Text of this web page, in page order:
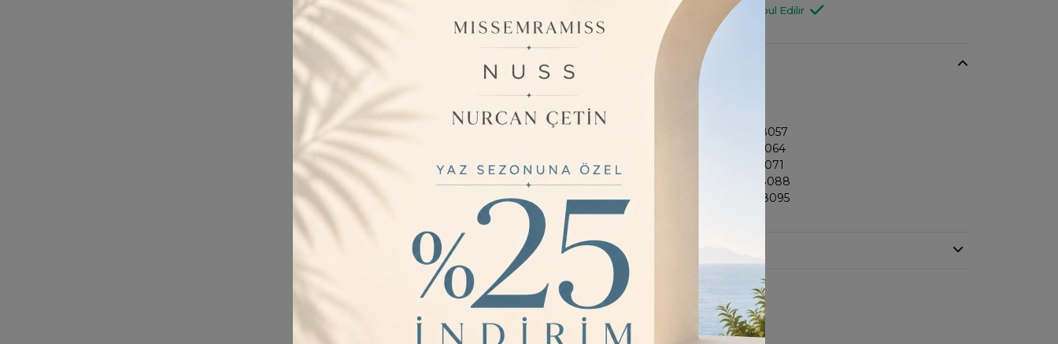
Değişim Kabul Edilir
ÜRÜN BILGISI
104 (4-5) -> 8681156988057
110 (5-6) -> 8681156988064
116 (6-7) -> 8681156988071
122 (7-8) -> 8681156988088
128 (8-9) -> 8681156988095
YORUMLAR